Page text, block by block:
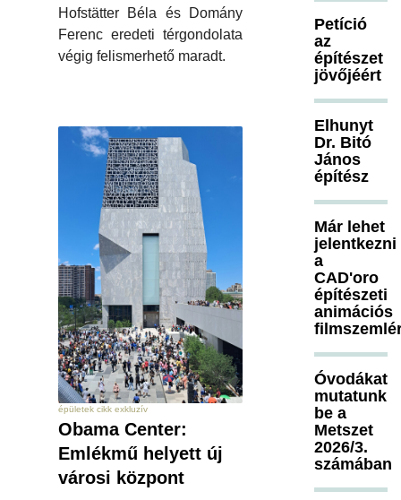
Hofstätter Béla és Domány
Ferenc eredeti térgondolata
végig felismerhető maradt.
épületek cikk exkluzív
Obama Center:
Emlékmű helyett új
városi központ
Petíció
az
építészet
jövőjéért
Elhunyt
Dr. Bitó
János
építész
Már lehet
jelentkezni
a
CAD'oro
építészeti
animációs
Óvodákat
mutatunk
be a
Metszet
2026/3.
számában